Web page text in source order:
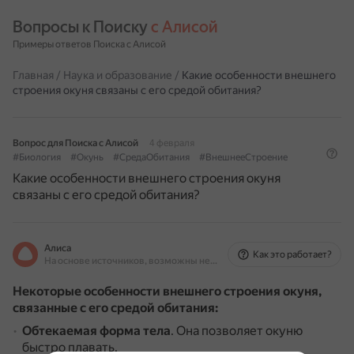
Вопросы к Поиску с Алисой
Примеры ответов Поиска с Алисой
Главная / Наука и образование / Какие особенности внешнего
строения окуня связаны с его средой обитания?
Вопрос для Поиска с Алисой
4 февраля
#Биология
#Окунь #СредаОбитания #ВнешнееСтроение
Какие особенности внешнего строения окуня
связаны с его средой обитания?
Алиса
На основе источников, возможны неточности
Как это работает?
Некоторые особенности внешнего строения окуня,
связанные с его средой обитания:
Обтекаемая форма тела. Она позволяет окуню
быстро плавать.